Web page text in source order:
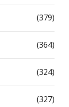
(379)
(364)
(324)
(327)